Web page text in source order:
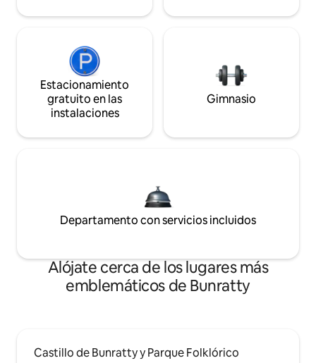
Estacionamiento
gratuito en las
instalaciones
Gimnasio
Departamento con servicios incluidos
Alójate cerca de los lugares más
emblemáticos de Bunratty
Castillo de Bunratty y Parque Folklórico